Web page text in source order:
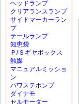
ヘッドランプ
クリアランスランプ
サイドマーカーラン
プ
テールランプ
知恵袋
Ｐ/Ｓギヤボックス
触媒
マニュアルミッショ
ン
パワステポンプ
ダイナモ
セルモーター